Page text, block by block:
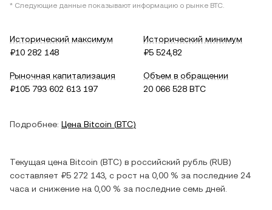
* Следующие данные показывают информацию о рынке BTC.
Исторический максимум
₽10 282 148
Исторический минимум
₽5 524,82
Рыночная капитализация
₽105 793 602 613 197
Объем в обращении
20 066 528 BTC
Подробнее: Цена Bitcoin (BTC)
Текущая цена Bitcoin (BTC) в российский рубль (RUB)
составляет ₽5 272 143 , c рост на 0,00 % за последние 24
часа и снижение на 0,00 % за последние семь дней.